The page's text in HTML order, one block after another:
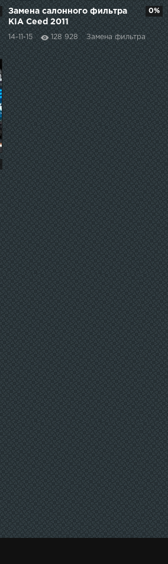
Замена салонного фильтра
KIA Ceed 2011
14-11-15 128 928 Замена фильтра
0%